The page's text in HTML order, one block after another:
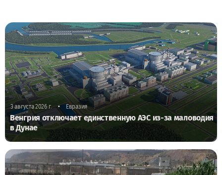
3 августа 2026 г. • Евразия
Венгрия отключает единственную АЭС из-за маловодия
в Дунае